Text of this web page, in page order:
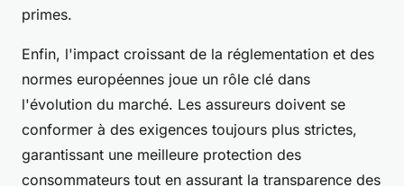
primes.
Enfin, l'impact croissant de la réglementation et des
normes européennes joue un rôle clé dans
l'évolution du marché. Les assureurs doivent se
conformer à des exigences toujours plus strictes,
garantissant une meilleure protection des
consommateurs tout en assurant la transparence des